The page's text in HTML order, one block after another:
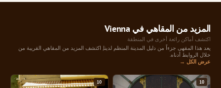
المزيد من المقاهي في Vienna
اكتشف أماكن رائعة أخرى في المنطقة
يعد هذا المقهى جزءاً من دليل المدينة المنظم لدينا, اكتشف المزيد من المقاهي القريبة من
خلال الروابط أدناه.
عرض الكل →
10
10